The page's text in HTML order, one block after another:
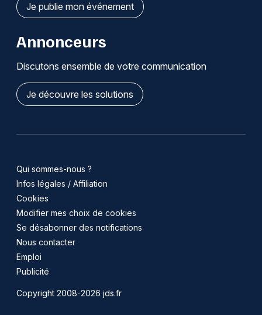
Je publie mon événement
Annonceurs
Discutons ensemble de votre communication
Je découvre les solutions
Qui sommes-nous ?
Infos légales / Affiliation
Cookies
Modifier mes choix de cookies
Se désabonner des notifications
Nous contacter
Emploi
Publicité
Copyright 2008-2026 jds.fr